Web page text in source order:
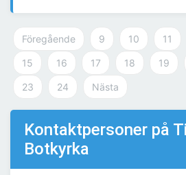
Föregående 9 10 11
15 16 17 18 19
23 24 Nästa
Kontaktpersoner på
Botkyrka